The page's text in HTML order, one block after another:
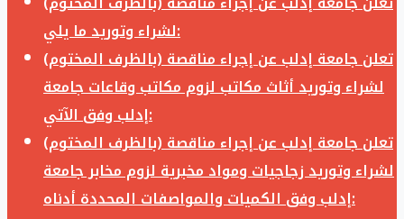
لشراء وتوريد ما يلي:
تعلن جامعة إدلب عن إجراء مناقصة (بالظرف المختوم)
لشراء وتوريد أثاث مكاتب لزوم مكاتب وقاعات جامعة
إدلب وفق الآتي:
تعلن جامعة إدلب عن إجراء مناقصة (بالظرف المختوم)
لشراء وتوريد زجاجيات ومواد مخبرية لزوم مخابر جامعة
إدلب وفق الكميات والمواصفات المحددة أدناه: